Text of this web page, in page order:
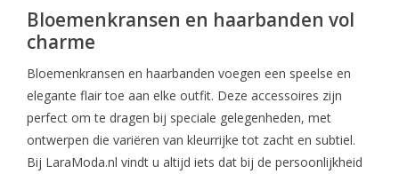
Bloemenkransen en haarbanden vol
charme
Bloemenkransen en haarbanden voegen een speelse en
elegante flair toe aan elke outfit. Deze accessoires zijn
perfect om te dragen bij speciale gelegenheden, met
ontwerpen die variëren van kleurrijke tot zacht en subtiel.
Bij LaraModa.nl vindt u altijd iets dat bij de persoonlijkheid